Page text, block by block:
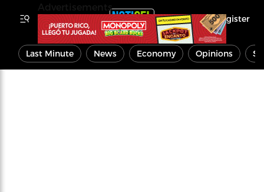
Register
Last Minute News Economy Opinions
Advertisements